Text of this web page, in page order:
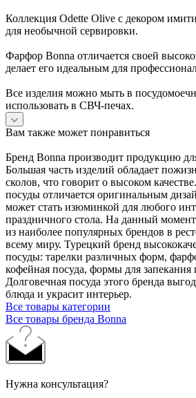
Коллекция Odette Olive с декором
для необычной сервировки.
Фарфор Bonna отличается своей
делает его идеальным для
Все изделия можно мыть в
использовать в СВЧ-печах.
Вам также может понравиться
Бренд Bonna производит продукцию
Большая часть изделий обладает
сколов, что говорит о высоком
посуды отличается оригинальным
может стать изюминкой для любого
праздничного стола. На данный
из наиболее популярных брендов в
всему миру. Турецкий бренд
посуды: тарелки различных форм,
кофейная посуда, формы для
Долговечная посуда этого бренда
блюда и украсит интерьер.
Все товары категории
Все товары бренда Bonna
Нужна консультация?